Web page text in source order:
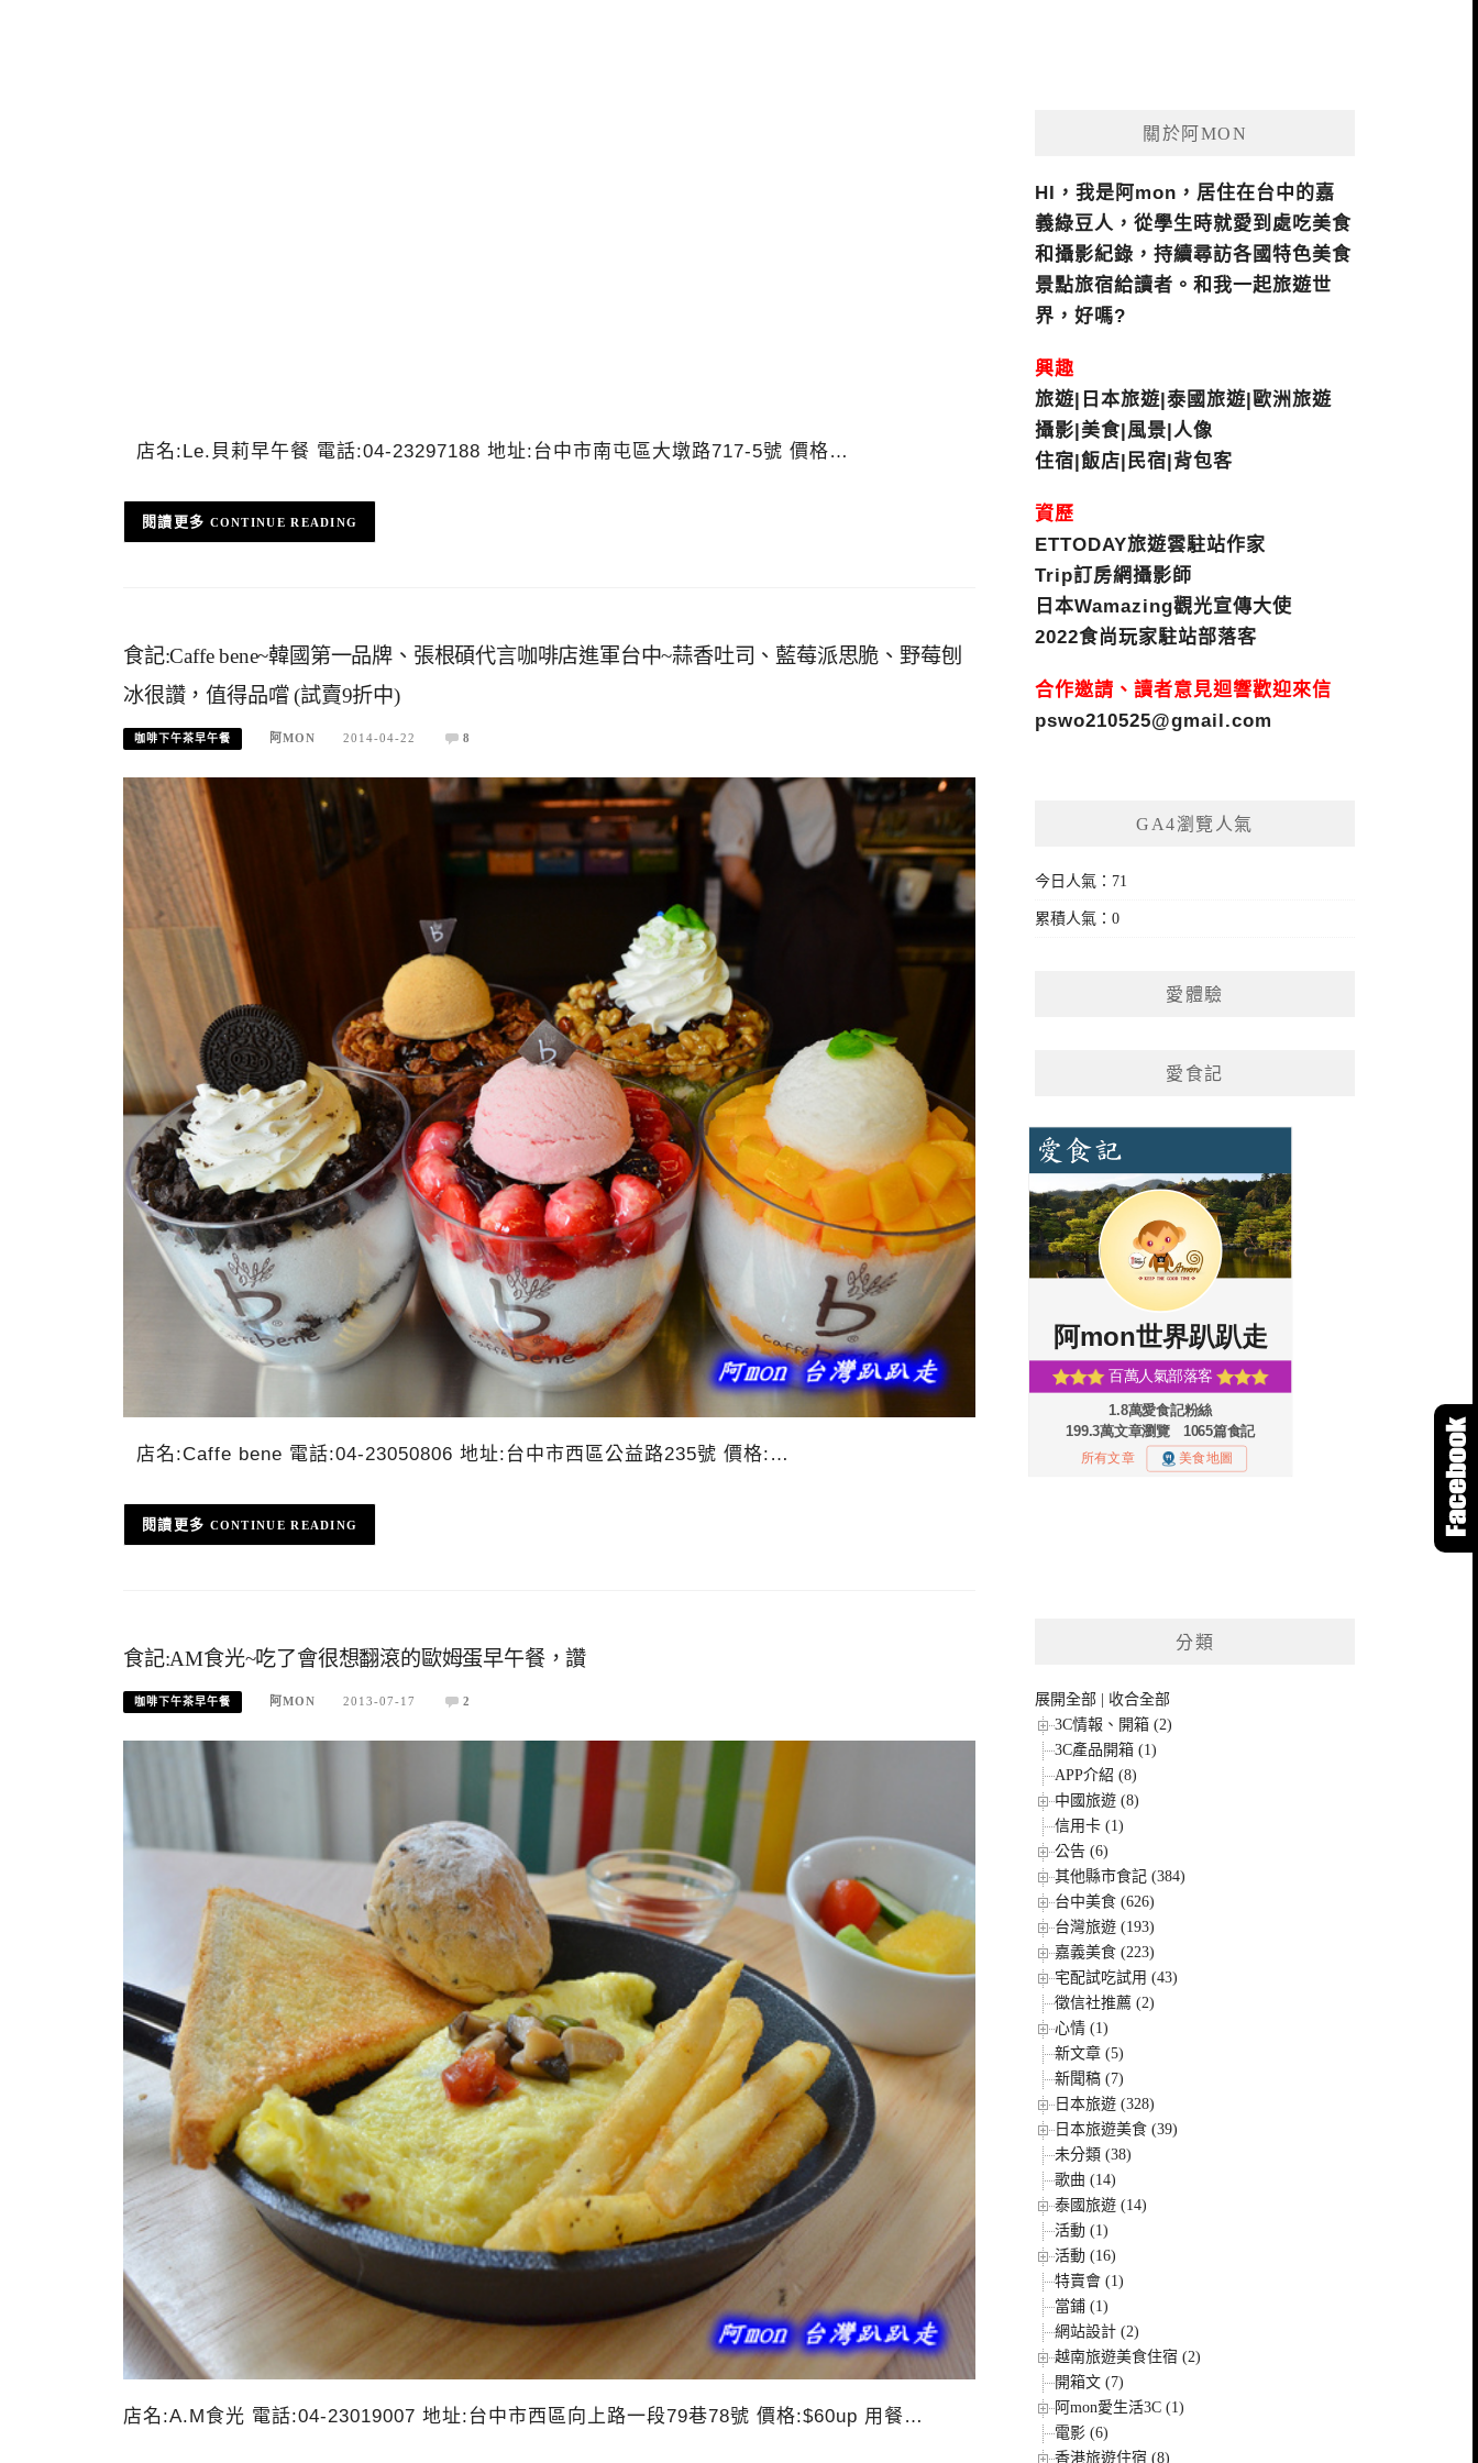
店名:Le.貝莉早午餐 電話:04-23297188 地址:台中市南屯區大墩路717-5號 價格…
CONTINUE READING
食記:Caffe bene~韓國第一品牌、張根碩代言咖啡店進軍台中~蒜香吐司、藍莓派思脆、野莓刨
冰很讚，值得品嚐 (試賣9折中)
咖啡下午茶早午餐 阿MON 2014-04-22 8
店名:Caffe bene 電話:04-23050806 地址:台中市西區公益路235號 價格:…
CONTINUE READING
食記:AM食光~吃了會很想翻滾的歐姆蛋早午餐，讚
咖啡下午茶早午餐 阿MON 2013-07-17 2
店名:A.M食光 電話:04-23019007 地址:台中市西區向上路一段79巷78號 價格:$60up 用餐…
關於阿MON
HI，我是阿mon，居住在台中的嘉
義綠豆人，從學生時就愛到處吃美食
和攝影紀錄，持續尋訪各國特色美食
景點旅宿給讀者。和我一起旅遊世
界，好嗎?
興趣
旅遊|日本旅遊|泰國旅遊|歐洲旅遊
攝影|美食|風景|人像
住宿|飯店|民宿|背包客
資歷
ETTODAY旅遊雲駐站作家
Trip訂房網攝影師
日本Wamazing觀光宣傳大使
2022食尚玩家駐站部落客
合作邀請、讀者意見迴響歡迎來信
pswo210525@gmail.com
GA4瀏覽人氣
今日人氣：71
累積人氣：0
愛體驗
愛食記
分類
展開全部
收合全部
3C情報、開箱 (2)
3C產品開箱 (1)
APP介紹 (8)
中國旅遊 (8)
信用卡 (1)
公告 (6)
其他縣市食記 (384)
台中美食 (626)
台灣旅遊 (193)
嘉義美食 (223)
宅配試吃試用 (43)
徵信社推薦 (2)
心情 (1)
新文章 (5)
新聞稿 (7)
日本旅遊 (328)
日本旅遊美食 (39)
未分類 (38)
歌曲 (14)
泰國旅遊 (14)
活動 (1)
活動 (16)
特賣會 (1)
當鋪 (1)
網站設計 (2)
越南旅遊美食住宿 (2)
開箱文 (7)
阿mon愛生活3C (1)
電影 (6)
香港旅遊住宿 (8)